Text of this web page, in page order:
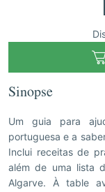
Sinopse
Um guia para
portuguesa e a
Inclui receitas de
além de uma lista
Algarve. À table